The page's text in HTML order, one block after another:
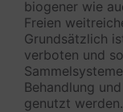
biogener wie
Freien
Grundsätzlich
verboten und
Behandlung
genutzt werden.